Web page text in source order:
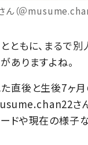
ん（＠
ともに、まるで
ありますよね。
直後と生後7ヶ
さ
ドや現在の様子